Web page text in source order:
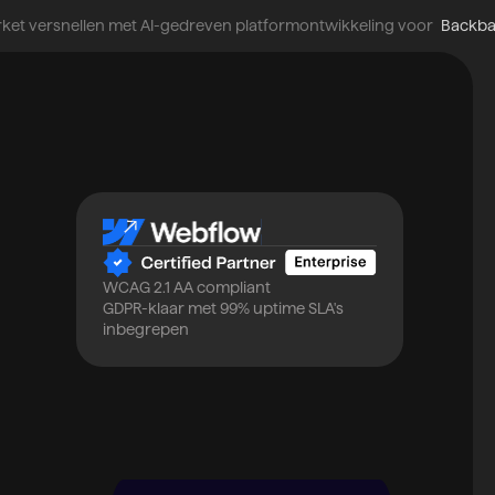
versnellen met AI-gedreven platformontwikkeling voor
WCAG 2.1 AA compliant
GDPR-klaar met 99% uptime SLA's
inbegrepen